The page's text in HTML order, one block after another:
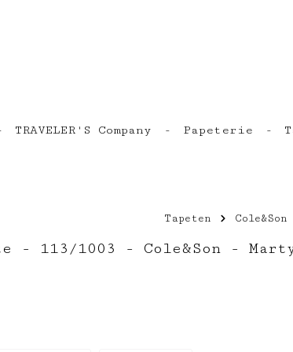
TRAVELER'S Company Papeterie
Tapeten Cole&Son
- 113/1003 - Cole&Son -